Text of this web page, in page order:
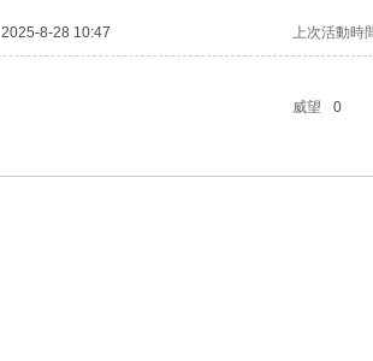
2025-8-28 10:47 上次活動時
威望 0